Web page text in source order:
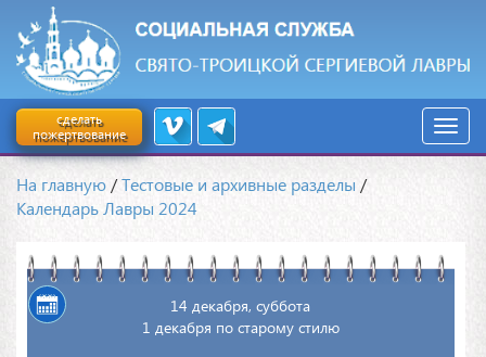
сделать
пожертвование
На главную /Тестовые и архивные разделы /
Календарь Лавры 2024
14 декабря, суббота
1 декабря по старому стилю